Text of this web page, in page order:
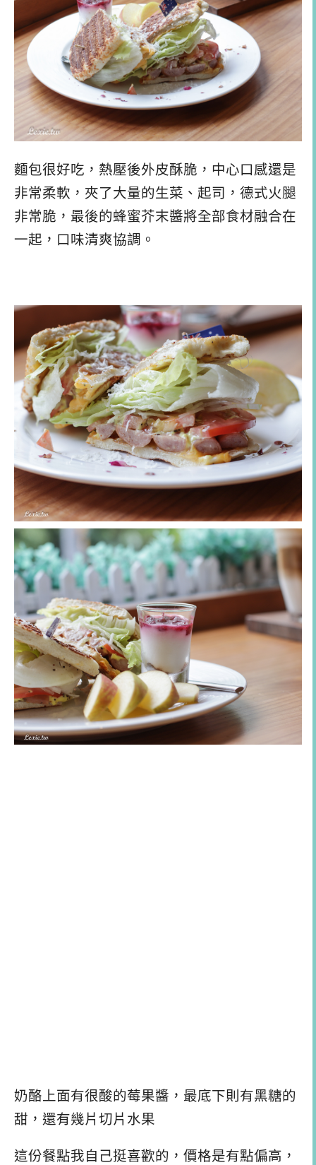
麵包很好吃，熱壓後外皮酥脆，中心口感還是
非常柔軟，夾了大量的生菜、起司，德式火腿
非常脆，最後的蜂蜜芥末醬將全部食材融合在
一起，口味清爽協調。
奶酪上面有很酸的莓果醬，最底下則有黑糖的
甜，還有幾片切片水果
這份餐點我自己挺喜歡的，價格是有點偏高，